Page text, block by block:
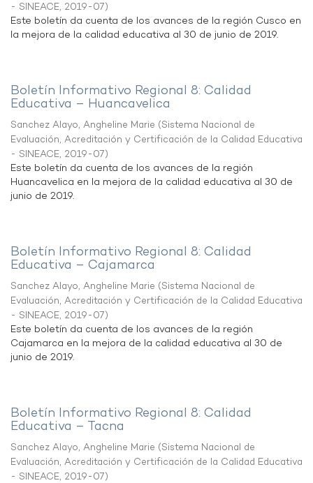
- SINEACE, 2019-07)
Este boletín da cuenta de los avances de la región Cusco en
la mejora de la calidad educativa al 30 de junio de 2019.
Boletín Informativo Regional 8: Calidad
Educativa – Huancavelica
Sanchez Alayo, Angheline Marie (Sistema Nacional de
Evaluación, Acreditación y Certificación de la Calidad Educativa
- SINEACE, 2019-07)
Este boletín da cuenta de los avances de la región
Huancavelica en la mejora de la calidad educativa al 30 de
junio de 2019.
Boletín Informativo Regional 8: Calidad
Educativa – Cajamarca
Sanchez Alayo, Angheline Marie (Sistema Nacional de
Evaluación, Acreditación y Certificación de la Calidad Educativa
- SINEACE, 2019-07)
Este boletín da cuenta de los avances de la región
Cajamarca en la mejora de la calidad educativa al 30 de
junio de 2019.
Boletín Informativo Regional 8: Calidad
Educativa – Tacna
Sanchez Alayo, Angheline Marie (Sistema Nacional de
Evaluación, Acreditación y Certificación de la Calidad Educativa
- SINEACE, 2019-07)